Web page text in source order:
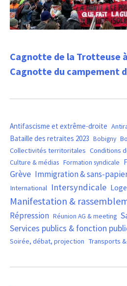
Cagnotte de la Trotteuse
Cagnotte du campement
Antifascisme et extrême-droite
Bataille des retraites 2023 Bobigny
Collectivités territoritales Conditions
Culture & médias Formation syndicale
Grève Immigration & sans-
International Intersyndicale
Manifestation &
Répression Réunion AG & meeting
Services publics & fonction
Soirée, débat, projection Transports